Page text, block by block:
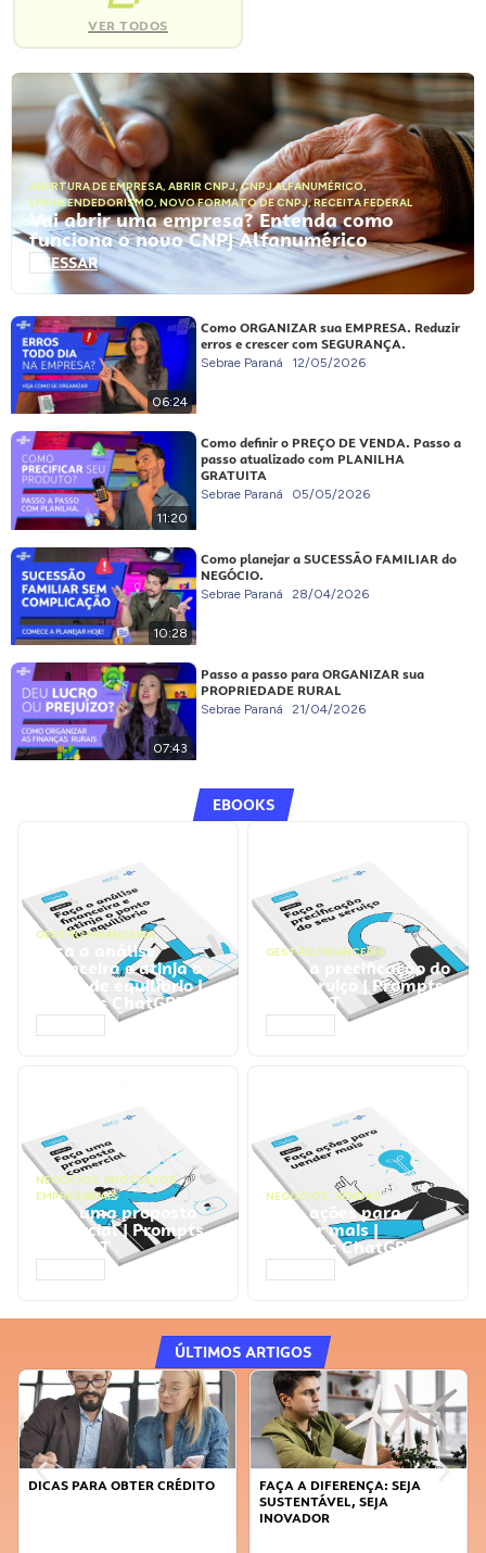
VER TODOS
ABERTURA DE EMPRESA, ABRIR CNPJ,CNPJ ALFANUMÉRICO,
EMPREENDEDORISMO, NOVO FORMATO DE CNPJ,RECEITA FEDERAL
Vai abrir uma empresa? Entenda como
funciona o novo CNPJ Alfanumérico
ACESSAR
06:24
Como ORGANIZAR sua EMPRESA. Reduzir
erros e crescer com SEGURANÇA.
Sebrae Paraná 12/05/2026
11:20
Como definir o PREÇO DE VENDA. Passo a
passo atualizado com PLANILHA
GRATUITA
Sebrae Paraná 05/05/2026
10:28
Como planejar a SUCESSÃO FAMILIAR do
NEGÓCIO.
Sebrae Paraná 28/04/2026
07:43
Passo a passo para ORGANIZAR sua
PROPRIEDADE RURAL
Sebrae Paraná 21/04/2026
EBOOKS
GESTÃO FINANCEIRA
Faça a análise
financeira e atinja o
ponto de equilíbrio |
Prompts ChatGPT
GESTÃO FINANCEIRA
Faça a precificação do
seu serviço | Prompts
ChatGPT
NEGÓCIOS, PROCESSOS
EMPRESARIAIS
Faça uma proposta
comercial | Prompts
ChatGPT
NEGÓCIOS, VENDAS
Faça ações para
vender mais |
Prompts ChatGPT
ÚLTIMOS ARTIGOS
DICAS PARA OBTER CRÉDITO
FAÇA A DIFERENÇA: SEJA
SUSTENTÁVEL, SEJA
INOVADOR